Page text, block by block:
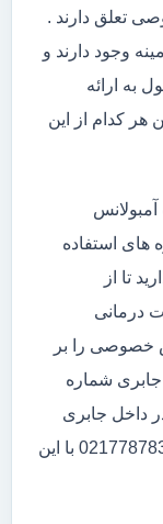
تعلق دارند .
وجود دارند و
به ارائه
کدام از این
آمبولانس
های استفاده
تا از
درمانی
خصوصی را بر
جابری شماره
داخل جابری
ساکن هستند و قصد دارند با تلفن ثابت 02177878383 با این